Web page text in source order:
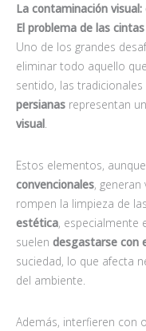
La contaminación
El problema de las
Uno de los grandes
eliminar todo aquello
sentido, las tradicionales
persianas representan
visual.
Estos elementos,
convencionales,
rompen la limpieza de
estética, especialmente
suelen desgastarse con
suciedad, lo que afecta
del ambiente.
Además, interfieren con